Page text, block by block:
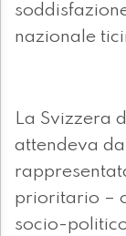
nazionale
La Svizzera
attendeva
prioritario –
socio-